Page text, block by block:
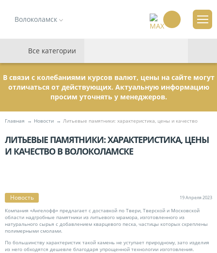
Волоколамск
Все категории
В связи с колебаниями курсов валют, цены на сайте могут
отличаться от действующих. Актуальную информацию
просим уточнять у менеджеров.
Главная Новости Литьевые памятники: характеристика, цены и качество
ЛИТЬЕВЫЕ ПАМЯТНИКИ: ХАРАКТЕРИСТИКА, ЦЕНЫ
И КАЧЕСТВО В ВОЛОКОЛАМСКЕ
Новость 19Апреля2023
Компания «Ангелофф» предлагает с доставкой по Твери, Тверской и Московской
области надгробные памятники из литьевого мрамора, изготовленного из
натурального сырья с добавлением кварцевого песка, частицы которых скреплены
полимерными смолами.
По большинству характеристик такой камень не уступает природному, зато изделия
из него обходятся дешевле благодаря упрощенной технологии изготовления.